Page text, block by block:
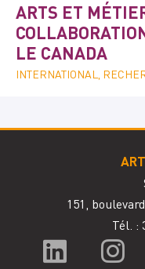
ARTS ET
LE CANADA
INTERNATIONAL,
151,
Tél. :